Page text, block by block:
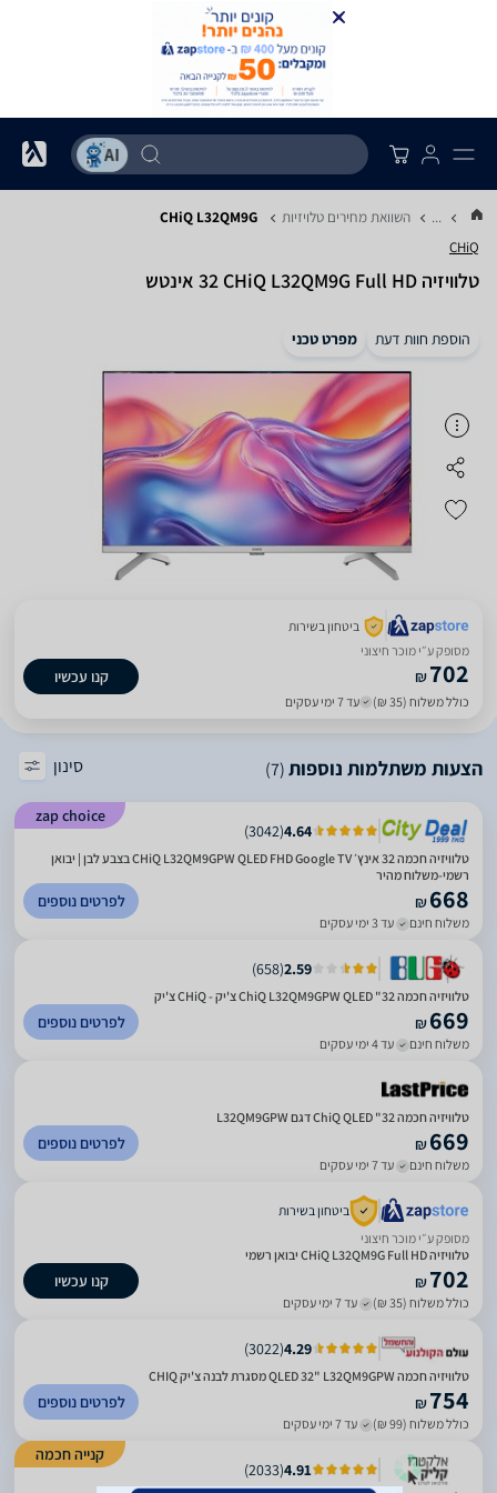
... השוואת מחירים טלויזיות CHiQ L32QM9G
CHiQ
טלוויזיה CHiQ L32QM9G Full HD ‏32 ‏אינטש
הוספת חוות דעת מפרט טכני
ביטחון בשירות
מסופק ע״י מוכר חיצוני
₪702
כולל משלוח (35 ₪) עד 7 ימי עסקים
קנו עכשיו
הצעות משתלמות נוספות(7) סינון
zap choice
4.64
(
3042
)
טלוויזיה חכמה 32 אינץ׳ CHiQ L32QM9GPW QLED FHD Google TV בצבע לבן | יבואן
רשמי-משלוח מהיר
₪668
משלוח חינם עד 3 ימי עסקים
לפרטים נוספים
2.59
(
658
)
טלוויזיה חכמה 32" QLED ‏ChiQ L32QM9GPW צ'יק - CHiQ צ'יק
₪669
משלוח חינם עד 4 ימי עסקים
לפרטים נוספים
טלוויזיה חכמה 32" QLED ‏ChiQ דגם L32QM9GPW
₪669
משלוח חינם עד 7 ימי עסקים
לפרטים נוספים
ביטחון בשירות
מסופק ע״י מוכר חיצוני
טלוויזיה CHiQ L32QM9G Full HD יבואן רשמי
₪702
כולל משלוח (35 ₪) עד 7 ימי עסקים
קנו עכשיו
4.29
(
3022
)
טלוויזיה חכמה QLED 32" L32QM9GPW מסגרת לבנה צ'יק CHIQ
₪754
כולל משלוח (99 ₪) עד 7 ימי עסקים
לפרטים נוספים
קנייה חכמה
4.91
(
2033
)